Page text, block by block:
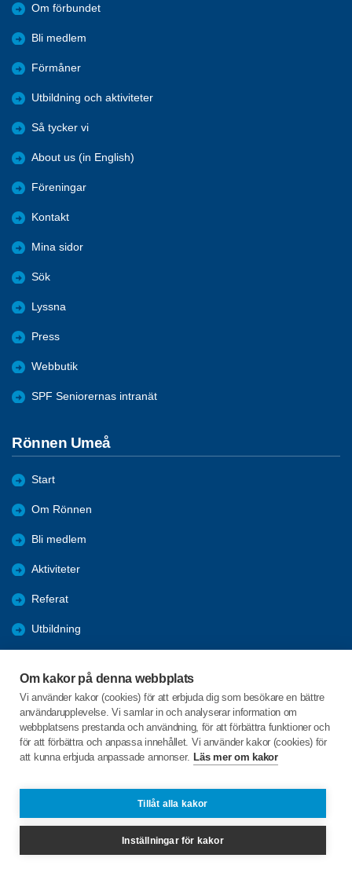
Om kakor på denna webbplats
Vi använder kakor (cookies) för att erbjuda dig som besökare en bättre
användarupplevelse. Vi samlar in och analyserar information om
webbplatsens prestanda och användning, för att förbättra funktioner och
för att förbättra och anpassa innehållet. Vi använder kakor (cookies) för
att kunna erbjuda anpassade annonser. Läs mer om kakor
Tillåt alla kakor
Inställningar för kakor
Om förbundet
Bli medlem
Förmåner
Utbildning och aktiviteter
Så tycker vi
About us (in English)
Föreningar
Kontakt
Mina sidor
Sök
Lyssna
Press
Webbutik
SPF Seniorernas intranät
Rönnen Umeå
Start
Om Rönnen
Bli medlem
Aktiviteter
Referat
Utbildning
Bildgalleri
C/o:Sven-Olov Edvinsson
ronnenumea@spfseniorerna.se